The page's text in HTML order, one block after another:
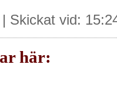
| Skickat vid:
här: